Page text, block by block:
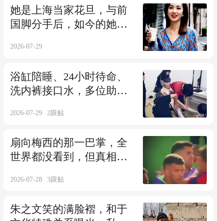
她是上海当家花旦，与前
国脚分手后，如今的她与
2026-07-29
浴缸陪睡、24小时待命、
洗内裤接口水，多位助
2026-07-29 2跟贴
扇向梅西的那一巴掌，全
世界都没看到，但真相是
2026-07-28 3跟贴
朱之文笑的满脸褶，和于